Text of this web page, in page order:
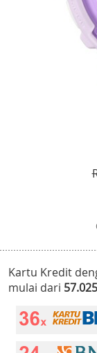
Kartu Kredit
mulai dari